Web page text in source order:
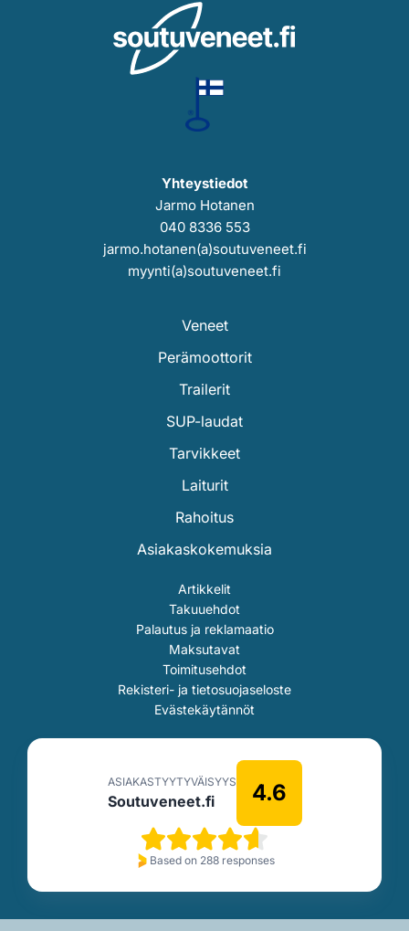
Yhteystiedot
Jarmo Hotanen
040 8336 553
jarmo.hotanen(a)soutuveneet.fi
myynti(a)soutuveneet.fi
Veneet
Perämoottorit
Trailerit
SUP-laudat
Tarvikkeet
Laiturit
Rahoitus
Asiakaskokemuksia
Artikkelit
Takuuehdot
Palautus ja reklamaatio
Maksutavat
Toimitusehdot
Rekisteri- ja tietosuojaseloste
Evästekäytännöt
ASIAKASTYYTYVÄISYYS
Soutuveneet.fi 4.6
Based on 288 responses